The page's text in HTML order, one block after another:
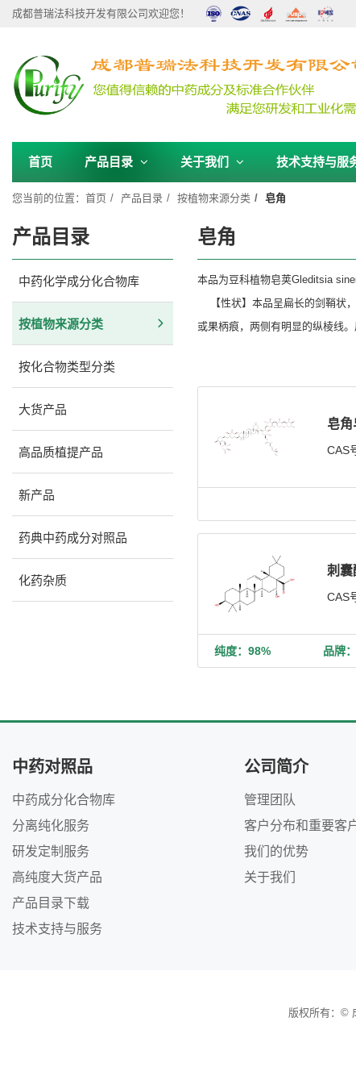
成都普瑞法科技开发有限公司欢迎您！
首页 产品目录 关于我们 技术支持与服
您当前的位置： 首页 产品目录 按植物来源分类 皂角
产品目录
中药化学成分化合物库
按植物来源分类
按化合物类型分类
大货产品
高品质植提产品
新产品
药典中药成分对照品
化药杂质
皂角
本品为豆科植物皂荚Gleditsia
【性状】本品呈扁长的剑鞘状
或果柄痕，两侧有明显的纵棱线
皂角
CAS
刺囊
CAS
纯度：98% 品牌
中药对照品
中药成分化合物库
分离纯化服务
研发定制服务
高纯度大货产品
产品目录下载
技术支持与服务
公司简介
管理团队
客户分布和重要客
我们的优势
关于我们
版权所有：©